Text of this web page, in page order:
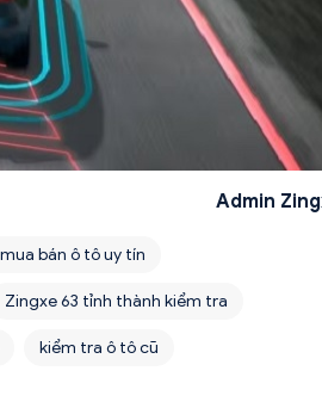
Admin
bán ô tô uy tín
Zingxe 63 tỉnh thành kiểm tra
kiểm tra ô tô cũ